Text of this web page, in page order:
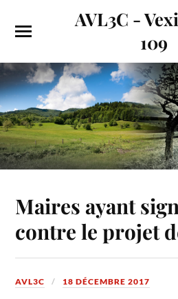
AVL3C -
109
Maires ayant
contre le projet
AVL3C 18 DÉCEMBRE 2017